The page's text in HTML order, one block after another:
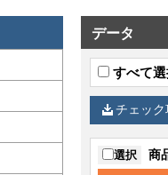
データ
すべて選
チェッ
選択 商